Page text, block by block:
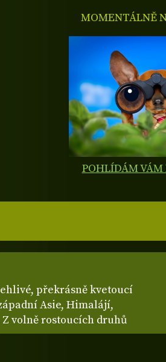
překrásně kvetoucí
Asie, Himalájí,
volně rostoucích druhů
MOMENTÁLNĚ
POHLÍDÁM VÁM